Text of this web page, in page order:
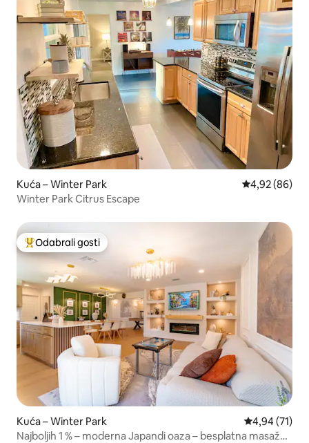
Kuća – Winter Park Prosječna
4,92 (86)
Winter Park Citrus Escape
Među najviše rangiranima s oznakom „Odabrali gosti”
Odabrali gosti
Kuća – Winter Park Prosječna
4,94 (71)
Najboljih 1 % – moderna Japandi oaza – besplatna masažna